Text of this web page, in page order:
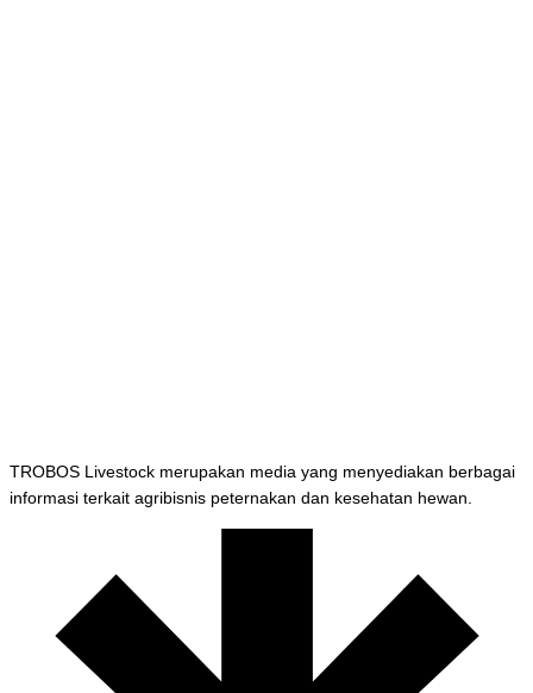
TROBOS Livestock merupakan media yang menyediakan berbagai
informasi terkait agribisnis peternakan dan kesehatan hewan.